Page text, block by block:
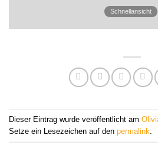
Schnellansicht
Dieser Eintrag wurde veröffentlicht am
Setze ein Lesezeichen auf den permalink